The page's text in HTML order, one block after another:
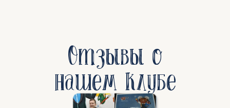
Отзывы о
нашем клубе